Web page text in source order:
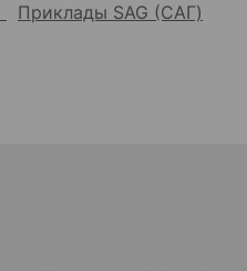
Приклады SAG (САГ)